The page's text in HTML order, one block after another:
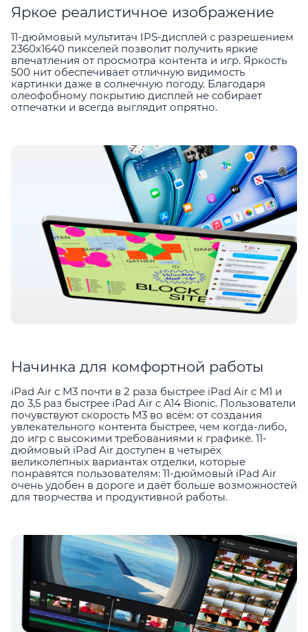
Яркое реалистичное изображение
11-дюймовый мультитач IPS-дисплей с разрешением
2360х1640 пикселей позволит получить яркие
впечатления от просмотра контента и игр. Яркость
500 нит обеспечивает отличную видимость
картинки даже в солнечную погоду. Благодаря
олеофобному покрытию дисплей не собирает
отпечатки и всегда выглядит опрятно.
Начинка для комфортной работы
iPad Air с M3 почти в 2 раза быстрее iPad Air с M1 и
до 3,5 раз быстрее iPad Air с A14 Bionic. Пользователи
почувствуют скорость M3 во всём: от создания
увлекательного контента быстрее, чем когда-либо,
до игр с высокими требованиями к графике. 11-
дюймовый iPad Air доступен в четырёх
великолепных вариантах отделки, которые
понравятся пользователям: 11-дюймовый iPad Air
очень удобен в дороге и даёт больше возможностей
для творчества и продуктивной работы.